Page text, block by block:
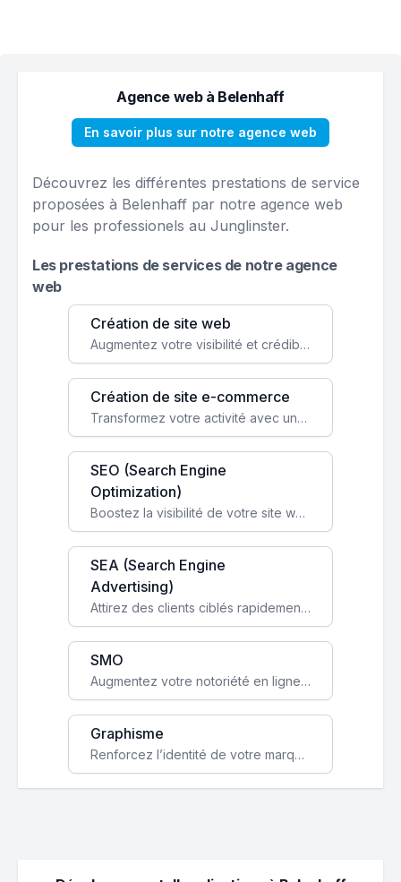
Agence web à Belenhaff
En savoir plus sur notre agence web
Découvrez les différentes prestations de service
proposées à Belenhaff par notre agence web
pour les professionels au Junglinster.
Les prestations de services de notre agence
web
Création de site web
Augmentez votre visibilité et crédibilité en ligne avec un site web performant, conçu pour attirer plus de clients.
Création de site e-commerce
Transformez votre activité avec une boutique en ligne, accessible à l'échelle mondiale 24/7.
SEO (Search Engine
Optimization)
Boostez la visibilité de votre site web sur Google et attirez du trafic qualifié grâce à nos stratégies SEO.
SEA (Search Engine
Advertising)
Attirez des clients ciblés rapidement avec des campagnes publicitaires payantes optimisées pour vos objectifs.
SMO
Augmentez votre notoriété en ligne et stimulez la croissance de votre entreprise grâce à une stratégie sociale sur mesure.
Graphisme
Renforcez l’identité de votre marque avec un design unique qui capte l’attention et engage vos clients.